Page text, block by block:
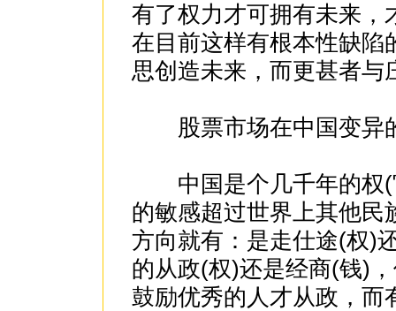
有了权力才可拥有未来，
在目前这样有根本性缺陷
思创造未来，而更甚者
股票市场在中国变异
中国是个几千年的权(
的敏感超过世界上其他民
方向就有：是走仕途(权)
的从政(权)还是经商(钱)
鼓励优秀的人才从政，而